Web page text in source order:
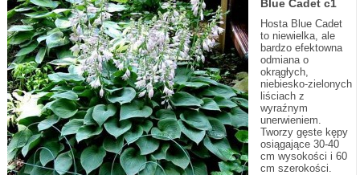
Blue Cadet c1
Hosta Blue Cadet
to niewielka, ale
bardzo efektowna
odmiana o
okrągłych,
niebiesko-zielonych
liściach z
wyraźnym
unerwieniem.
Tworzy gęste kępy
osiągające 30-40
cm wysokości i 60
cm szerokości.